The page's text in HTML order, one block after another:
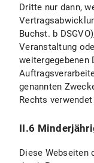
VI.1
VI.2
VI.3
VI.4
C) Geltung
Dritte nur dann,
Buchst. b
Veranstaltung
weitergegebenen
genannten
Rechts
II.6
Diese Webseiten